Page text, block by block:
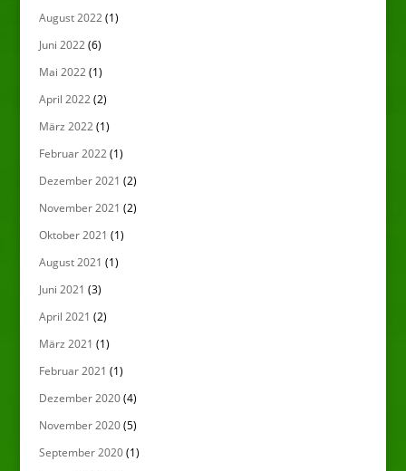
August 2022(1)
Juni 2022(6)
Mai 2022(1)
April 2022(2)
März 2022(1)
Februar 2022(1)
Dezember 2021 (2)
November 2021 (2)
Oktober 2021 (1)
August 2021 (1)
Juni 2021 (3)
April 2021 (2)
März 2021 (1)
Februar 2021 (1)
Dezember 2020(4)
November 2020(5)
September 2020(1)